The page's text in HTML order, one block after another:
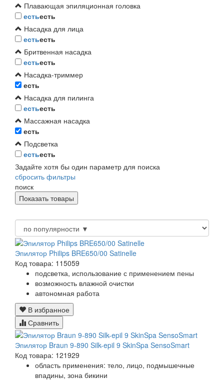
Плавающая эпиляционная головка
естьесть
Насадка для лица
естьесть
Бритвенная насадка
естьесть
Насадка-триммер
есть
Насадка для пилинга
естьесть
Массажная насадка
есть
Подсветка
естьесть
Задайте хотя бы один параметр для поиска
сбросить фильтры
поиск
Эпилятор Philips BRE650/00 Satinelle
Код товара: 115059
подсветка, использование с применением пены
возможность влажной очистки
автономная работа
В избранное
Сравнить
Эпилятор Braun 9-890 Silk-epil 9 SkinSpa SensoSmart
Код товара: 121929
область применения: тело, лицо, подмышечные
впадины, зона бикини